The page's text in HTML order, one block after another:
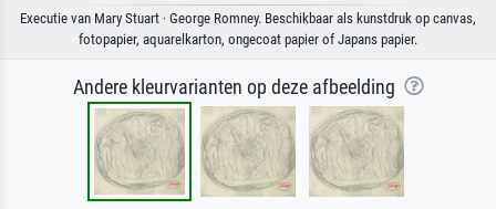
Executie van Mary Stuart · George Romney. Beschikbaar als kunstdruk op canvas,
fotopapier, aquarelkarton, ongecoat papier of Japans papier.
Andere kleurvarianten op deze afbeelding